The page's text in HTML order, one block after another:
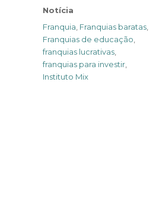
Categories
Notícia
Tags
Franquia Franquias baratas
Franquias de educação
franquias lucrativas
franquias para investir
Instituto Mix